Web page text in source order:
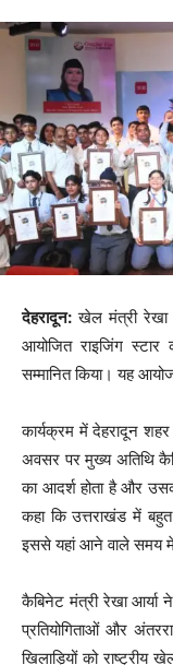
देहरादून: खेल मंत्री रेखा
आयोजित राइजिंग
सम्मानित किया। यह
कार्यक्रम में देहरादून
अवसर पर मुख्य अतिथि
का आदर्श होता है और
कहा कि उत्तराखंड में
इससे यहां आने वाले समय में
कैबिनेट मंत्री रेखा आर्या
प्रतियोगिताओं और
खिलाड़ियों को राष्ट्रीय